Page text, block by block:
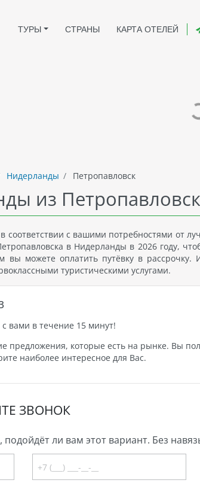
ТУРЫ СТРАНЫ КАРТА ОТЕЛЕЙ
Нидерланды Петропавловск
из
с вашими потребностями от
в Нидерланды в 2026 году,
вы можете оплатить путёвку в
туристическими услугами.
вами в течение 15 минут!
которые есть на рынке. Вы
наиболее интересное для Вас.
ЗВОНОК
ли вам этот вариант. Без